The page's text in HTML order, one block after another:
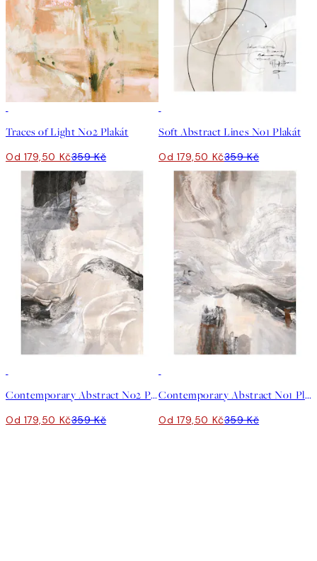
Traces of Light No2 Plakát
Od 179,50 Kč359 Kč
Soft Abstract Lines No1 Plakát
Od 179,50 Kč359 Kč
Contemporary Abstract No2 Plakát
Od 179,50 Kč359 Kč
Contemporary Abstract No1 Plakát
Od 179,50 Kč359 Kč